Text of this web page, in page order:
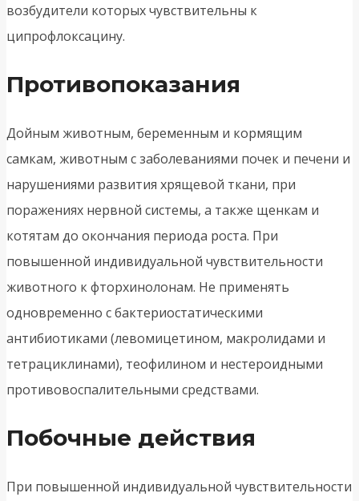
возбудители которых чувствительны к
ципрофлоксацину.
Противопоказания
Дойным животным, беременным и кормящим
самкам, животным с заболеваниями почек и печени и
нарушениями развития хрящевой ткани, при
поражениях нервной системы, а также щенкам и
котятам до окончания периода роста. При
повышенной индивидуальной чувствительности
животного к фторхинолонам. Не применять
одновременно с бактериостатическими
антибиотиками (левомицетином, макролидами и
тетрациклинами), теофилином и нестероидными
противовоспалительными средствами.
Побочные действия
При повышенной индивидуальной чувствительности